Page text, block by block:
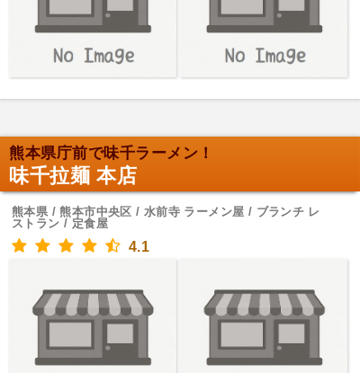
熊本県庁前で味千ラーメン！
味千拉麺 本店
熊本県 / 熊本市中央区 / 水前寺 ラーメン屋 / ブランチ レ
ストラン / 定食屋
4.1